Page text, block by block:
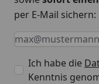
per E-Mail sichern:
Keine Eingabe
Eingabe
E-Mail *
Ich habe die
Kenntnis